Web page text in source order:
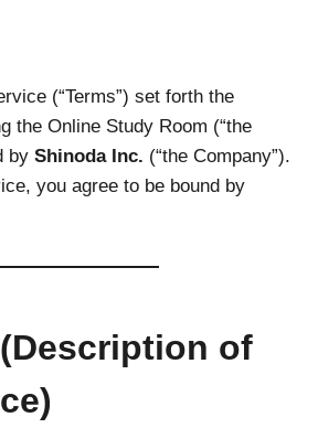
(“Terms”) set forth the
the Online Study Room (“the
by Shinoda Inc. (“the Company”).
you agree to be bound by
of